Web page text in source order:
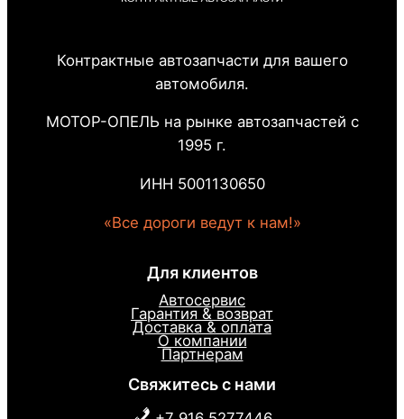
Контрактные автозапчасти для вашего
автомобиля.
МОТОР-ОПЕЛЬ на рынке автозапчастей с
1995 г.
ИНН 5001130650
«Все дороги ведут к нам!»
Для клиентов
Автосервис
Гарантия & возврат
Доставка & оплата
О компании
Партнерам
Свяжитесь с нами